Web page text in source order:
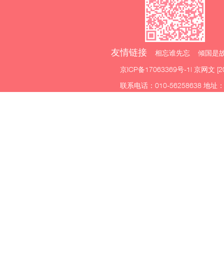
友情链接 相忘谁先忘 倾国是
京ICP备17063369号-1 | 京网文
联系电话：010-56258638 地址